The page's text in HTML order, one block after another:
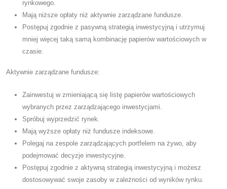
rynkowego.
Mają niższe opłaty niż aktywnie zarządzane fundusze.
Postępuj zgodnie z pasywną strategią inwestycyjną i utrzymuj
mniej więcej taką samą kombinację papierów wartościowych w
czasie.
Aktywnie zarządzane fundusze:
Zainwestuj w zmieniającą się listę papierów wartościowych
wybranych przez zarządzającego inwestycjami.
Spróbuj wyprzedzić rynek.
Mają wyższe opłaty niż fundusze indeksowe.
Polegaj na zespole zarządzających portfelem na żywo, aby
podejmować decyzje inwestycyjne.
Postępuj zgodnie z aktywną strategią inwestycyjną i możesz
dostosowywać swoje zasoby w zależności od wyników rynku.